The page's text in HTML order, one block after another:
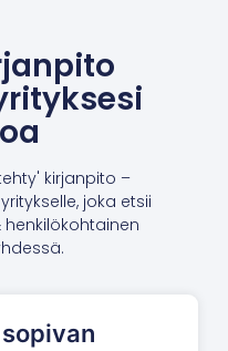
kirjanpito –
joka etsii